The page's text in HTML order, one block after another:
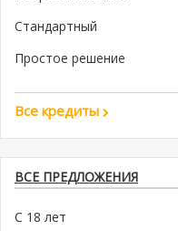
Стандартный
Простое решение
Все кредиты
ВСЕ ПРЕДЛОЖЕНИЯ
С 18 лет